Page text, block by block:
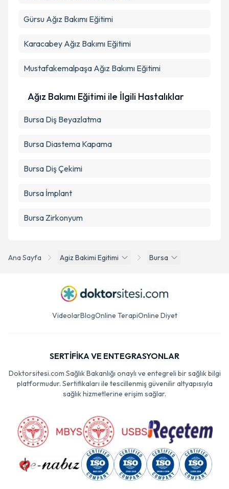
Ana Sayfa Agiz Bakimi Egitimi Bursa
Gürsu Ağız Bakımı Eğitimi
Karacabey Ağız Bakımı Eğitimi
Mustafakemalpaşa Ağız Bakımı Eğitimi
Ağız Bakımı Eğitimi ile İlgili Hastalıklar
Bursa Diş Beyazlatma
Bursa Diastema Kapama
Bursa Diş Çekimi
Bursa İmplant
Bursa Zirkonyum
VideolarBlogOnline TerapiOnline Diyet
SERTİFİKA VE ENTEGRASYONLAR
Doktorsitesi.com Sağlık Bakanlığı onaylı ve entegreli bir sağlık bilgi
platformudur. Sertifikaları ile tescillenmiş güvenilir altyapısıyla
sağlık hizmetlerine erişim sağlar.